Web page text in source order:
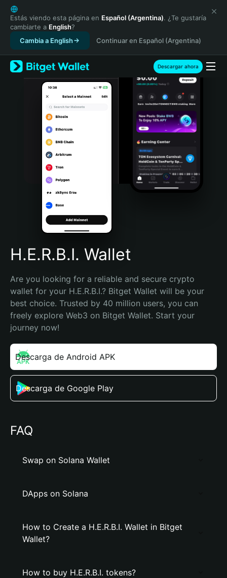
English
日本語
Tiếng Việt
Русский
Español (Latinoamérica)
Türkçe
Italiano
Português (Portugal)
Bahasa Indonesia
Português (Brasil)
Español (Argentina)
Estás viendo esta página en Español (Argentina). ¿Te gustaría
cambiarte a English?
Cambia a English
Continuar en Español (Argentina)
Descargar ahora
H.E.R.B.I. Wallet
Are you looking for a reliable and secure crypto
wallet for your H.E.R.B.I.? Bitget Wallet will be your
best choice. Trusted by 40 million users, you can
freely explore Web3 on Bitget Wallet. Start your
journey now!
Descarga de Android APK
Descarga de Google Play
FAQ
Swap on Solana Wallet
DApps on Solana
How to Create a H.E.R.B.I. Wallet in Bitget
Wallet?
How to buy H.E.R.B.I. tokens?